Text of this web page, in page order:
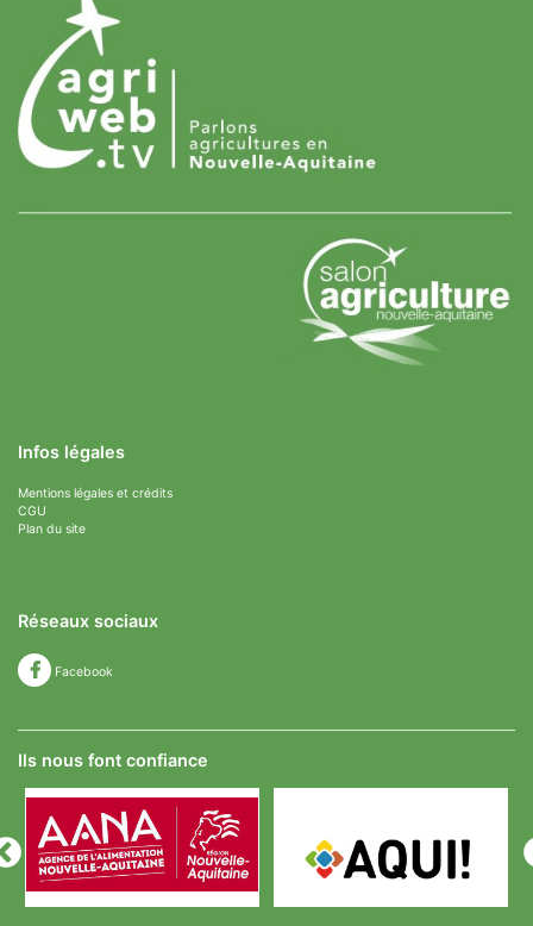
Infos légales
Mentions légales et crédits
CGU
Plan du site
Réseaux sociaux
Facebook
Ils nous font confiance